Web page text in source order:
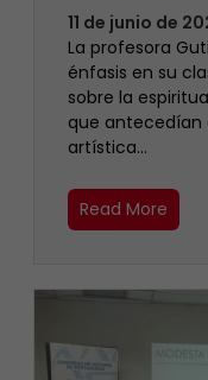
11 de junio de
La profesora
énfasis en su
sobre la
que antecedían
artística…
Read More